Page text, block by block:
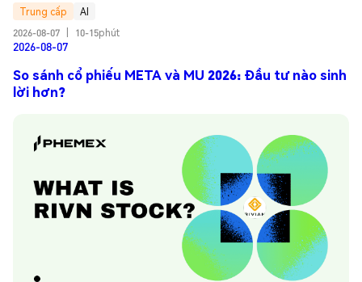
Trung cấp
AI
2026-08-07
10-15phút
2026-08-07
So sánh cổ phiếu META và MU 2026: Đầu tư nào sinh
lời hơn?